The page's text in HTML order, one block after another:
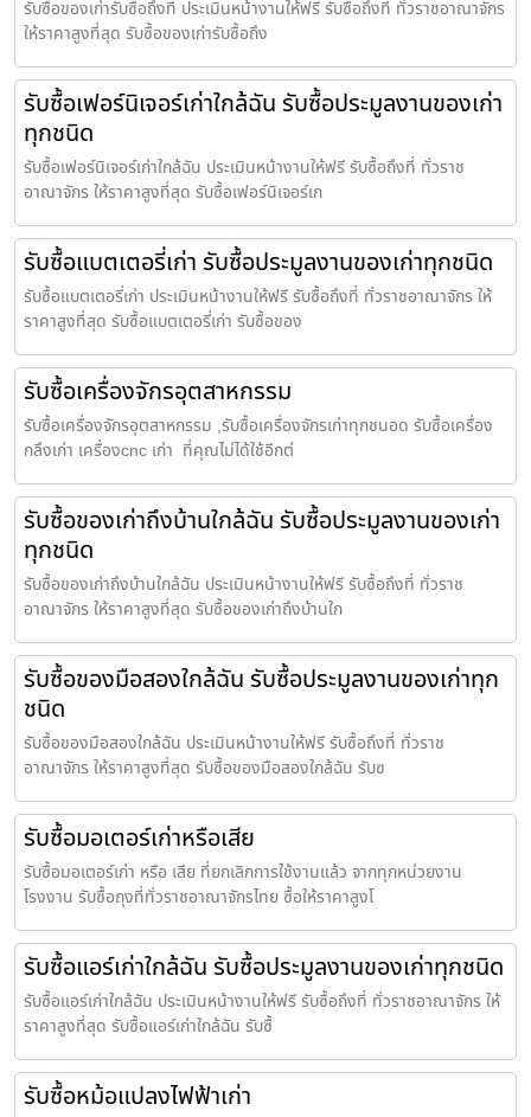
รับซื้อของเก่ารับซื้อถึงที่ ประเมินหน้างานให้ฟรี รับซื้อถึงที่ ทั่วราชอาณาจักร
ให้ราคาสูงที่สุด รับซื้อของเก่ารับซื้อถึง
รับซื้อเฟอร์นิเจอร์เก่าใกล้ฉัน รับซื้อประมูลงานของเก่า
ทุกชนิด
รับซื้อเฟอร์นิเจอร์เก่าใกล้ฉัน ประเมินหน้างานให้ฟรี รับซื้อถึงที่ ทั่วราช
อาณาจักร ให้ราคาสูงที่สุด รับซื้อเฟอร์นิเจอร์เก
รับซื้อแบตเตอรี่เก่า รับซื้อประมูลงานของเก่าทุกชนิด
รับซื้อแบตเตอรี่เก่า ประเมินหน้างานให้ฟรี รับซื้อถึงที่ ทั่วราชอาณาจักร ให้
ราคาสูงที่สุด รับซื้อแบตเตอรี่เก่า รับซื้อของ
รับซื้อเครื่องจักรอุตสาหกรรม
รับซื้อเครื่องจักรอุตสาหกรรม ,รับซื้อเครื่องจักรเก่าทุกชนอด รับซื้อเครื่อง
กลึงเก่า เครื่องcnc เก่า ที่คุณไม่ได้ใช้อีกต่
รับซื้อของเก่าถึงบ้านใกล้ฉัน รับซื้อประมูลงานของเก่า
ทุกชนิด
รับซื้อของเก่าถึงบ้านใกล้ฉัน ประเมินหน้างานให้ฟรี รับซื้อถึงที่ ทั่วราช
อาณาจักร ให้ราคาสูงที่สุด รับซื้อของเก่าถึงบ้านใก
รับซื้อของมือสองใกล้ฉัน รับซื้อประมูลงานของเก่าทุก
ชนิด
รับซื้อของมือสองใกล้ฉัน ประเมินหน้างานให้ฟรี รับซื้อถึงที่ ทั่วราช
อาณาจักร ให้ราคาสูงที่สุด รับซื้อของมือสองใกล้ฉัน รับซ
รับซื้อมอเตอร์เก่าหรือเสีย
รับซื้อมอเตอร์เก่า หรือ เสีย ที่ยกเลิกการใช้งานแล้ว จากทุกหน่วยงาน
โรงงาน รับซื้อถุงที่ทั่วราชอาณาจักรไทย ซื้อให้ราคาสูงโ
รับซื้อแอร์เก่าใกล้ฉัน รับซื้อประมูลงานของเก่าทุกชนิด
รับซื้อแอร์เก่าใกล้ฉัน ประเมินหน้างานให้ฟรี รับซื้อถึงที่ ทั่วราชอาณาจักร ให้
ราคาสูงที่สุด รับซื้อแอร์เก่าใกล้ฉัน รับซื้
รับซื้อหม้อแปลงไฟฟ้าเก่า